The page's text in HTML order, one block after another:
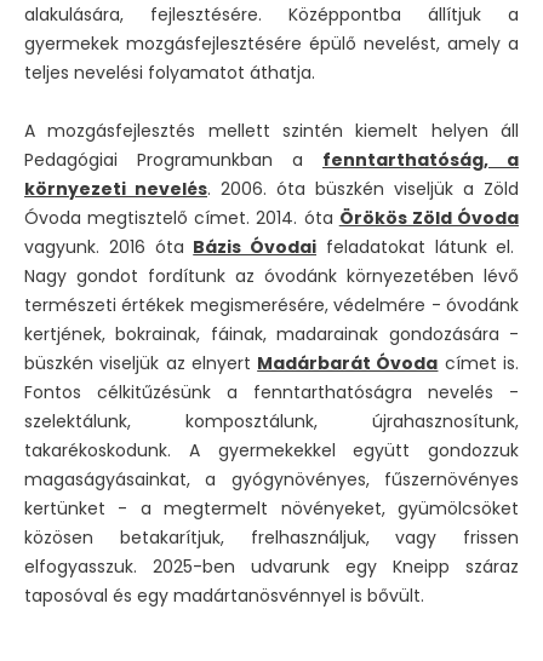
alakulására, fejlesztésére. Középpontba állítjuk a
gyermekek mozgásfejlesztésére épülő nevelést, amely a
teljes nevelési folyamatot áthatja.
A mozgásfejlesztés mellett szintén kiemelt helyen áll
Pedagógiai Programunkban a fenntarthatóság, a
környezeti nevelés. 2006. óta büszkén viseljük a Zöld
Óvoda megtisztelő címet. 2014. óta Örökös Zöld Óvoda
vagyunk. 2016 óta Bázis Óvodai feladatokat látunk el.
Nagy gondot fordítunk az óvodánk környezetében lévő
természeti értékek megismerésére, védelmére - óvodánk
kertjének, bokrainak, fáinak, madarainak gondozására -
büszkén viseljük az elnyert Madárbarát Óvoda címet is.
Fontos célkitűzésünk a fenntarthatóságra nevelés -
szelektálunk, komposztálunk, újrahasznosítunk,
takarékoskodunk. A gyermekekkel együtt gondozzuk
magaságyásainkat, a gyógynövényes, fűszernövényes
kertünket - a megtermelt növényeket, gyümölcsöket
közösen betakarítjuk, frelhasználjuk, vagy frissen
elfogyasszuk. 2025-ben udvarunk egy Kneipp száraz
taposóval és egy madártanösvénnyel is bővült.